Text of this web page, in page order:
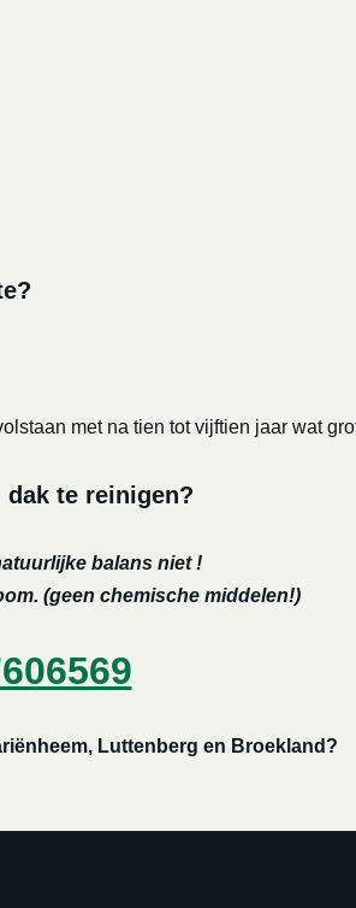
met na tien tot vijftien jaar wat
te reinigen?
balans niet !
(geen chemische middelen!)
Luttenberg en Broekland?